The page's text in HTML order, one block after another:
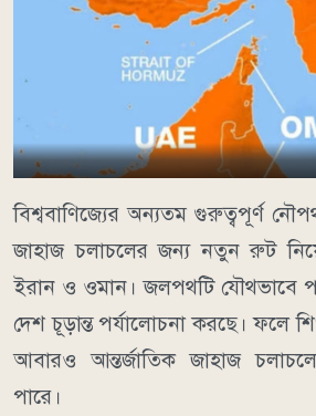
বিশ্ববাণিজ্যের অন্যতম গুরুত্বপূর্ণ
জাহাজ চলাচলের জন্য নতুন রুট
ইরান ও ওমান। জলপথটি যৌথভাবে
দেশ চূড়ান্ত পর্যালোচনা করছে। ফলে
আবারও আন্তর্জাতিক জাহাজ
পারে।